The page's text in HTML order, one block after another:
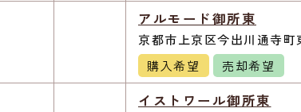
アルモード御所東
京都市上京区今出川通寺町
購入希望
売却希望
イストワール御所東